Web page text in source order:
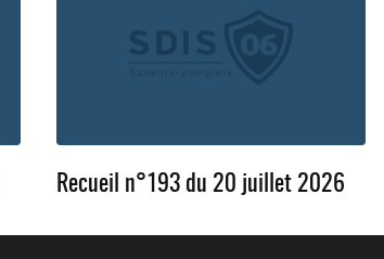
Recueil n°193 du 20 juillet 2026